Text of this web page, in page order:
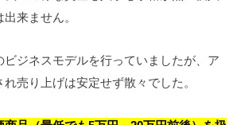
来ません。
ビジネスモデルを行っていましたが、ア
売り上げは安定せず散々でした。